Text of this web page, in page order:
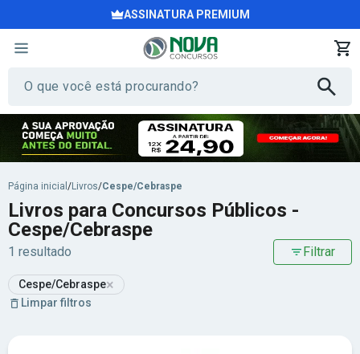
ASSINATURA PREMIUM
Página inicial /Livros/Cespe/Cebraspe
Livros para Concursos Públicos -
Cespe/Cebraspe
1 resultado Filtrar
Cespe/Cebraspe×
Limpar filtros